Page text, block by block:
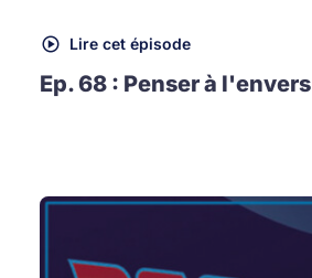
Lire cet épisode
Ep. 68 : Penser à l'envers